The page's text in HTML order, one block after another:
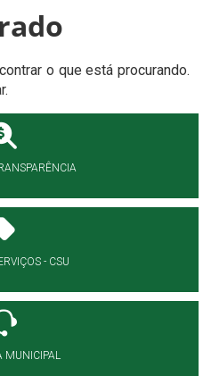
o que está procurando.
- CSU
MUNICIPAL